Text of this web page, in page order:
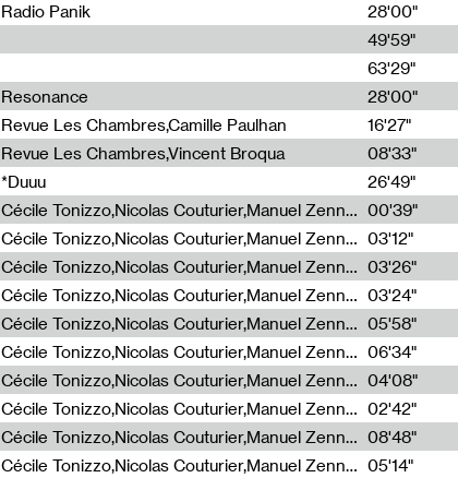
Radio Panik 28'00"
49'59"
63'29"
Resonance 28'00"
Revue Les Chambres,Camille Paulhan 16'27"
Revue Les Chambres,Vincent Broqua 08'33"
*Duuu 26'49"
Cécile Tonizzo,Nicolas Couturier,Manuel Zenner,Aquila Lescene,Curtis Coco,Cyril Magnier 00'39"
Cécile Tonizzo,Nicolas Couturier,Manuel Zenner,Aquila Lescene,Curtis Coco,Cyril Magnier 03'12"
Cécile Tonizzo,Nicolas Couturier,Manuel Zenner,Aquila Lescene,Curtis Coco,Cyril Magnier 03'26"
Cécile Tonizzo,Nicolas Couturier,Manuel Zenner,Aquila Lescene,Curtis Coco,Cyril Magnier 03'24"
Cécile Tonizzo,Nicolas Couturier,Manuel Zenner,Aquila Lescene,Curtis Coco,Cyril Magnier 05'58"
Cécile Tonizzo,Nicolas Couturier,Manuel Zenner,Aquila Lescene,Curtis Coco,Cyril Magnier 06'34"
Cécile Tonizzo,Nicolas Couturier,Manuel Zenner,Aquila Lescene,Curtis Coco,Cyril Magnier 04'08"
Cécile Tonizzo,Nicolas Couturier,Manuel Zenner,Aquila Lescene,Curtis Coco,Cyril Magnier 02'42"
Cécile Tonizzo,Nicolas Couturier,Manuel Zenner,Aquila Lescene,Curtis Coco,Cyril Magnier 08'48"
Cécile Tonizzo,Nicolas Couturier,Manuel Zenner,Aquila Lescene,Curtis Coco,Cyril Magnier 05'14"